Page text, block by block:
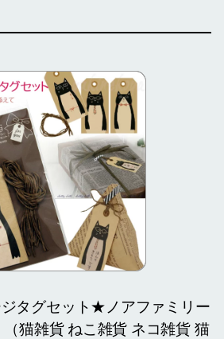
タグセット★ノアファミリー
（猫雑貨 ねこ雑貨 ネコ雑貨 猫